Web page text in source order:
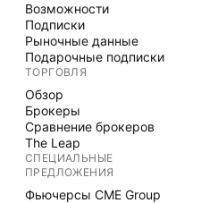
Возможности
Подписки
Рыночные данные
Подарочные подписки
ТОРГОВЛЯ
Обзор
Брокеры
Сравнение брокеров
The Leap
СПЕЦИАЛЬНЫЕ
ПРЕДЛОЖЕНИЯ
Фьючерсы CME Group